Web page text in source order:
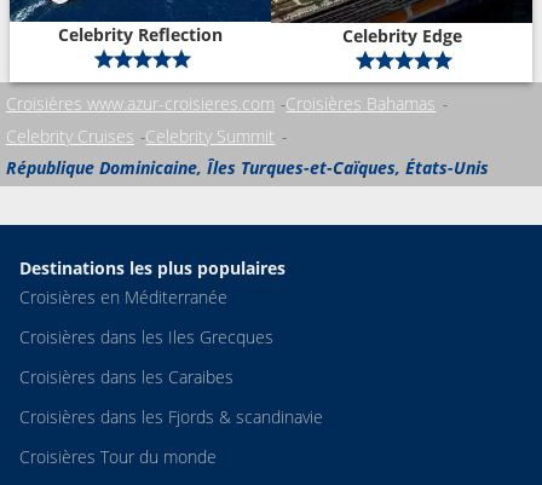
Celebrity Reflection Celebrity Edge
Croisières www.azur-croisieres.com Croisières Bahamas
Celebrity Cruises Celebrity Summit
République Dominicaine, Îles Turques-et-Caïques, États-Unis
Destinations les plus populaires
Croisières en Méditerranée
Croisières dans les Iles Grecques
Croisières dans les Caraibes
Croisières dans les Fjords & scandinavie
Croisières Tour du monde